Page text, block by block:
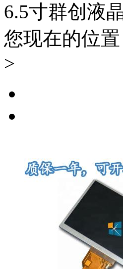
6.5寸群创液
您现在的位置
>